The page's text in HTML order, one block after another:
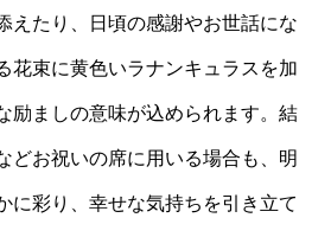
えたり、日頃の感謝やお世話にな
花束に黄色いラナンキュラスを加
励ましの意味が込められます。結
どお祝いの席に用いる場合も、明
に彩り、幸せな気持ちを引き立て